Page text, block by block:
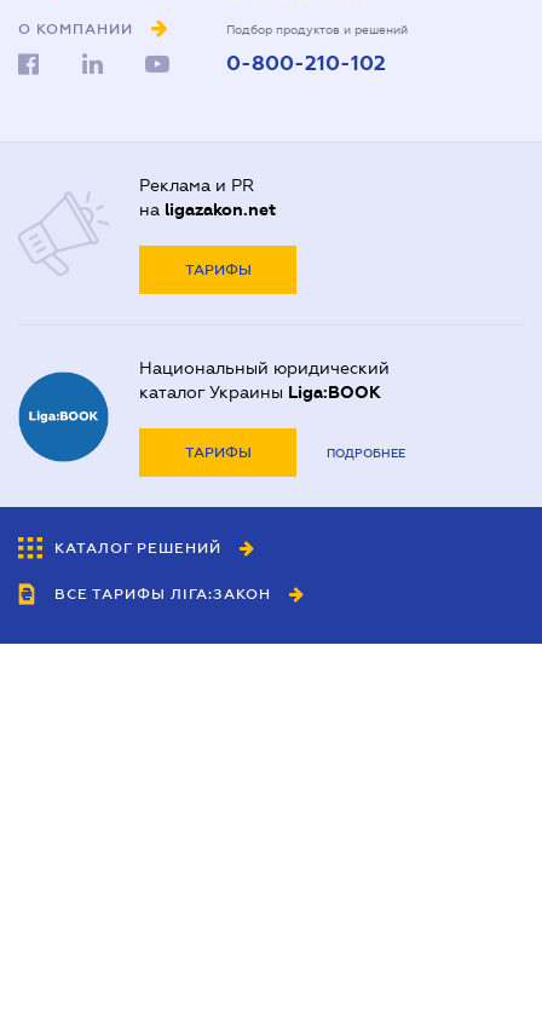
О КОМПАНИИ Подбор продуктов и решений
0-800-210-102
Реклама и PR
на ligazakon.net
ТАРИФЫ
Национальный юридический
каталог Украины Liga:BOOK
ТАРИФЫ ПОДРОБНЕЕ
КАТАЛОГ РЕШЕНИЙ
ВСЕ ТАРИФЫ ЛІГА:ЗАКОН